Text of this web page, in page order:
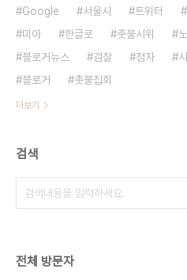
Google
서울시 트위터
미아
한글로 촛불시위
블로거뉴스
검찰 점자
블로거
촛불집회
더보기
검색
전체 방문자